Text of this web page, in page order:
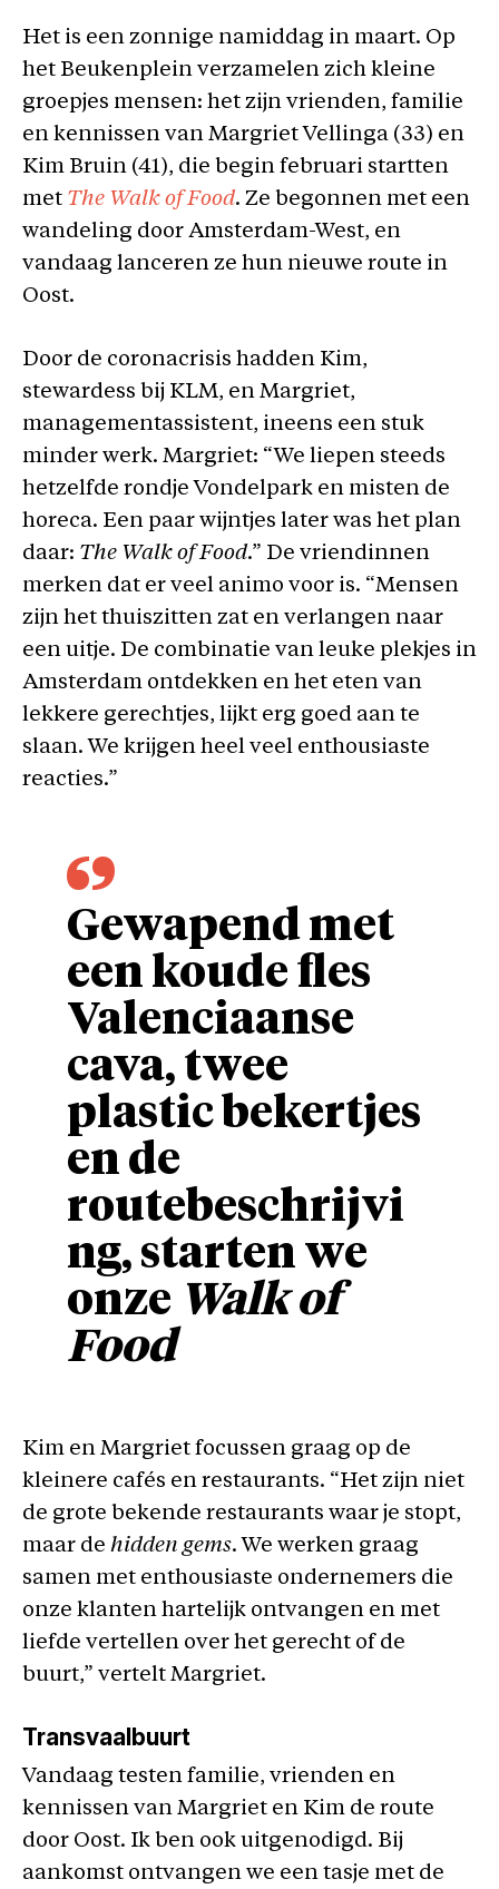
Het is een zonnige namiddag in maart. Op
het Beukenplein verzamelen zich kleine
groepjes mensen: het zijn vrienden, familie
en kennissen van Margriet Vellinga (33) en
Kim Bruin (41), die begin februari startten
met The Walk of Food. Ze begonnen met een
wandeling door Amsterdam-West, en
vandaag lanceren ze hun nieuwe route in
Oost.
Door de coronacrisis hadden Kim,
stewardess bij KLM, en Margriet,
managementassistent, ineens een stuk
minder werk. Margriet: “We liepen steeds
hetzelfde rondje Vondelpark en misten de
horeca. Een paar wijntjes later was het plan
daar: The Walk of Food.” De vriendinnen
merken dat er veel animo voor is. “Mensen
zijn het thuiszitten zat en verlangen naar
een uitje. De combinatie van leuke plekjes in
Amsterdam ontdekken en het eten van
lekkere gerechtjes, lijkt erg goed aan te
slaan. We krijgen heel veel enthousiaste
reacties.”
Gewapend met
een koude fles
Valenciaanse
cava, twee
plastic bekertjes
en de
routebeschrijvi
ng, starten we
onze Walk of
Food
Kim en Margriet focussen graag op de
kleinere cafés en restaurants. “Het zijn niet
de grote bekende restaurants waar je stopt,
maar de hidden gems. We werken graag
samen met enthousiaste ondernemers die
onze klanten hartelijk ontvangen en met
liefde vertellen over het gerecht of de
buurt,” vertelt Margriet.
Transvaalbuurt
Vandaag testen familie, vrienden en
kennissen van Margriet en Kim de route
door Oost. Ik ben ook uitgenodigd. Bij
aankomst ontvangen we een tasje met de